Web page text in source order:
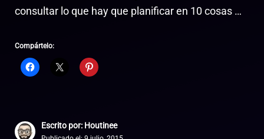
consultar lo que hay que planificar en 10 cosas …
Compártelo:
Escrito por: Houtinee